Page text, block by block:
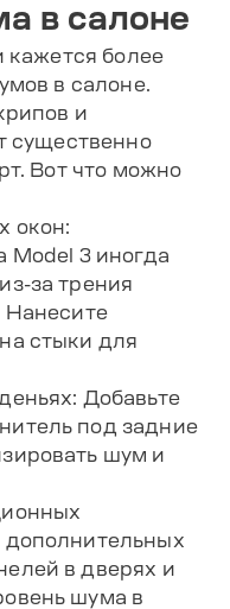
в салоне
кажется более
в салоне.
и
существенно
Вот что можно
окон:
Model 3 иногда
за трения
Нанесите
стыки для
Добавьте
под задние
шум и
дополнительных
в дверях и
шума в